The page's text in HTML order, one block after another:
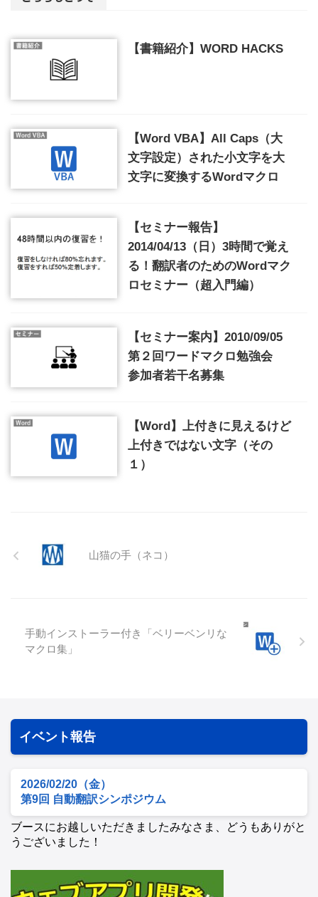
【書籍紹介】WORD HACKS
【Word VBA】All Caps（大
文字設定）された小文字を大
文字に変換するWordマクロ
【セミナー報告】
2014/04/13（日）3時間で覚え
る！翻訳者のためのWordマク
ロセミナー（超入門編）
【セミナー案内】2010/09/05
第２回ワードマクロ勉強会
参加者若干名募集
【Word】上付きに見えるけど
上付きではない文字（その
１）
山猫の手（ネコ）
手動インストーラー付き「ベリーベンリな
マクロ集」
イベント報告
2026/02/20（金）
第9回 自動翻訳シンポジウム
ブースにお越しいただきましたみなさま、どうもありがと
うございました！